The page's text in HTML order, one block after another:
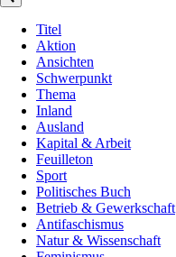
Titel
Aktion
Ansichten
Schwerpunkt
Thema
Inland
Ausland
Kapital & Arbeit
Feuilleton
Sport
Politisches Buch
Betrieb & Gewerkschaft
Antifaschismus
Natur & Wissenschaft